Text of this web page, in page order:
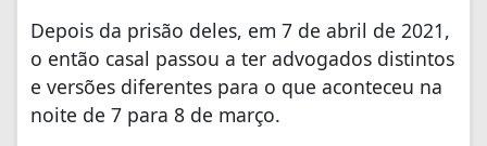
Depois da prisão deles, em 7 de abril de 2021,
o então casal passou a ter advogados distintos
e versões diferentes para o que aconteceu na
noite de 7 para 8 de março.